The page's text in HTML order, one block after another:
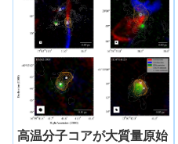
高温分子コアが大質量原始